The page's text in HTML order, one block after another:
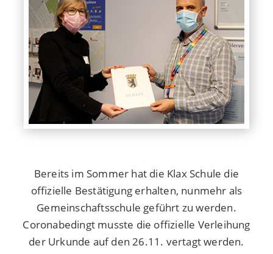
Bereits im Sommer hat die Klax Schule die
offizielle Bestätigung erhalten, nunmehr als
Gemeinschaftsschule geführt zu werden.
Coronabedingt musste die offizielle Verleihung
der Urkunde auf den 26.11. vertagt werden.